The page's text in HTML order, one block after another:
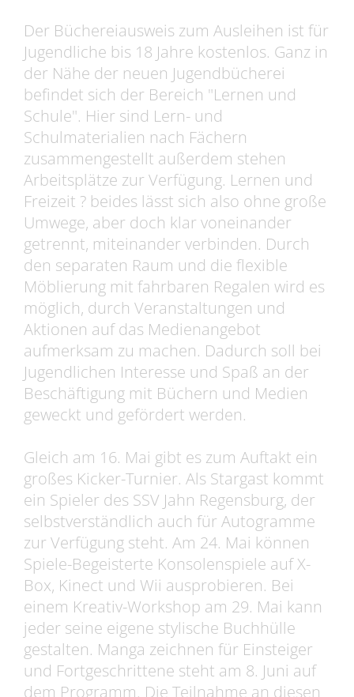
Der Büchereiausweis zum Ausleihen ist für
Jugendliche bis 18 Jahre kostenlos. Ganz in
der Nähe der neuen Jugendbücherei
befindet sich der Bereich "Lernen und
Schule". Hier sind Lern- und
Schulmaterialien nach Fächern
zusammengestellt außerdem stehen
Arbeitsplätze zur Verfügung. Lernen und
Freizeit ? beides lässt sich also ohne große
Umwege, aber doch klar voneinander
getrennt, miteinander verbinden. Durch
den separaten Raum und die flexible
Möblierung mit fahrbaren Regalen wird es
möglich, durch Veranstaltungen und
Aktionen auf das Medienangebot
aufmerksam zu machen. Dadurch soll bei
Jugendlichen Interesse und Spaß an der
Beschäftigung mit Büchern und Medien
geweckt und gefördert werden.
Gleich am 16. Mai gibt es zum Auftakt ein
großes Kicker-Turnier. Als Stargast kommt
ein Spieler des SSV Jahn Regensburg, der
selbstverständlich auch für Autogramme
zur Verfügung steht. Am 24. Mai können
Spiele-Begeisterte Konsolenspiele auf X-
Box, Kinect und Wii ausprobieren. Bei
einem Kreativ-Workshop am 29. Mai kann
jeder seine eigene stylische Buchhülle
gestalten. Manga zeichnen für Einsteiger
und Fortgeschrittene steht am 8. Juni auf
dem Programm. Die Teilnahme an diesen